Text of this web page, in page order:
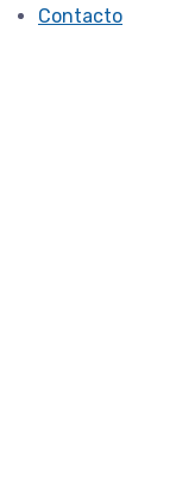
Contacto